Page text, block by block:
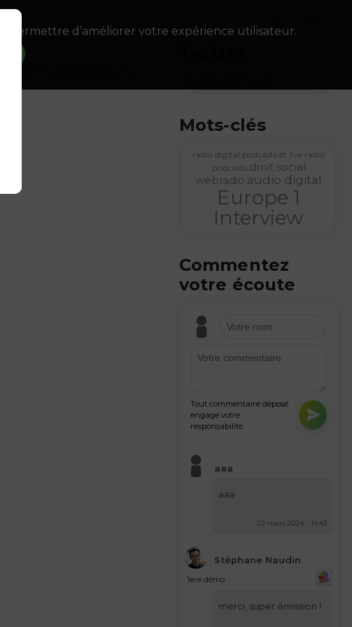
Émission
Mots-clés
radio digital podcasts et live radio
podcasts droit social
webradio audio digital
Europe 1
Interview
Commentez
votre écoute
Tout commentaire déposé
engage votre
responsabilité
aaa
aaa
22 mars 2024 - 14:43
Stéphane Naudin
1ere démo
merci, super émission !
permettre d’améliorer votre expérience utilisateur.